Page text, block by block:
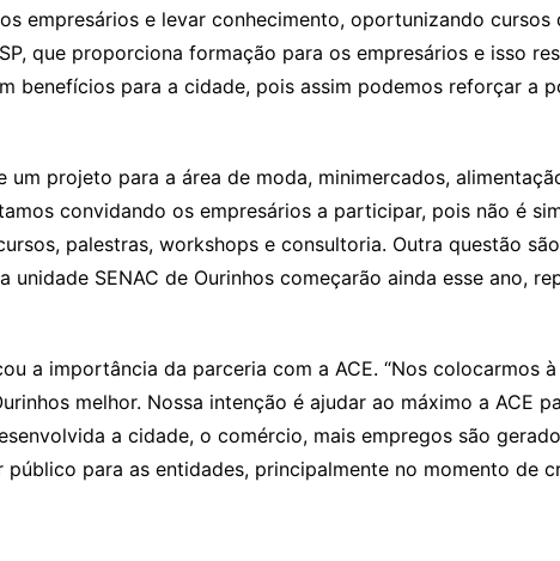
empresários e levar conhecimento, oportunizando cursos
que proporciona formação para os empresários e isso
benefícios para a cidade, pois assim podemos reforçar a
um projeto para a área de moda, minimercados,
convidando os empresários a participar, pois não é
palestras, workshops e consultoria. Outra questão
unidade SENAC de Ourinhos começarão ainda esse ano,
a importância da parceria com a ACE. “Nos colocarmos
melhor. Nossa intenção é ajudar ao máximo a ACE
a cidade, o comércio, mais empregos são
para as entidades, principalmente no momento de